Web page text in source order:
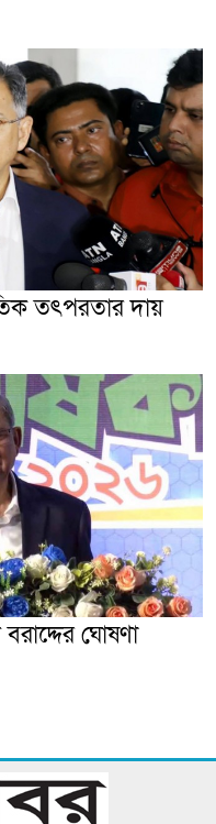
তৎপরতার দায়
ঘোষণা